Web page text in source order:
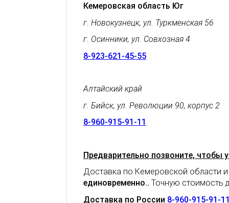
Кемеровская область Юг
г. Новокузнецк, ул. Туркменская 56
г. Осинники, ул. Совхозная 4
8-923-621-45-55
Алтайский край
г. Бийск, ул. Революции 90, корпус 2
8-960-915-91-11
Предварительно позвоните, чтобы
Доставка по Кемеровской области
единовременно.. Точную стоимость
Доставка по России 8-960-915-91-